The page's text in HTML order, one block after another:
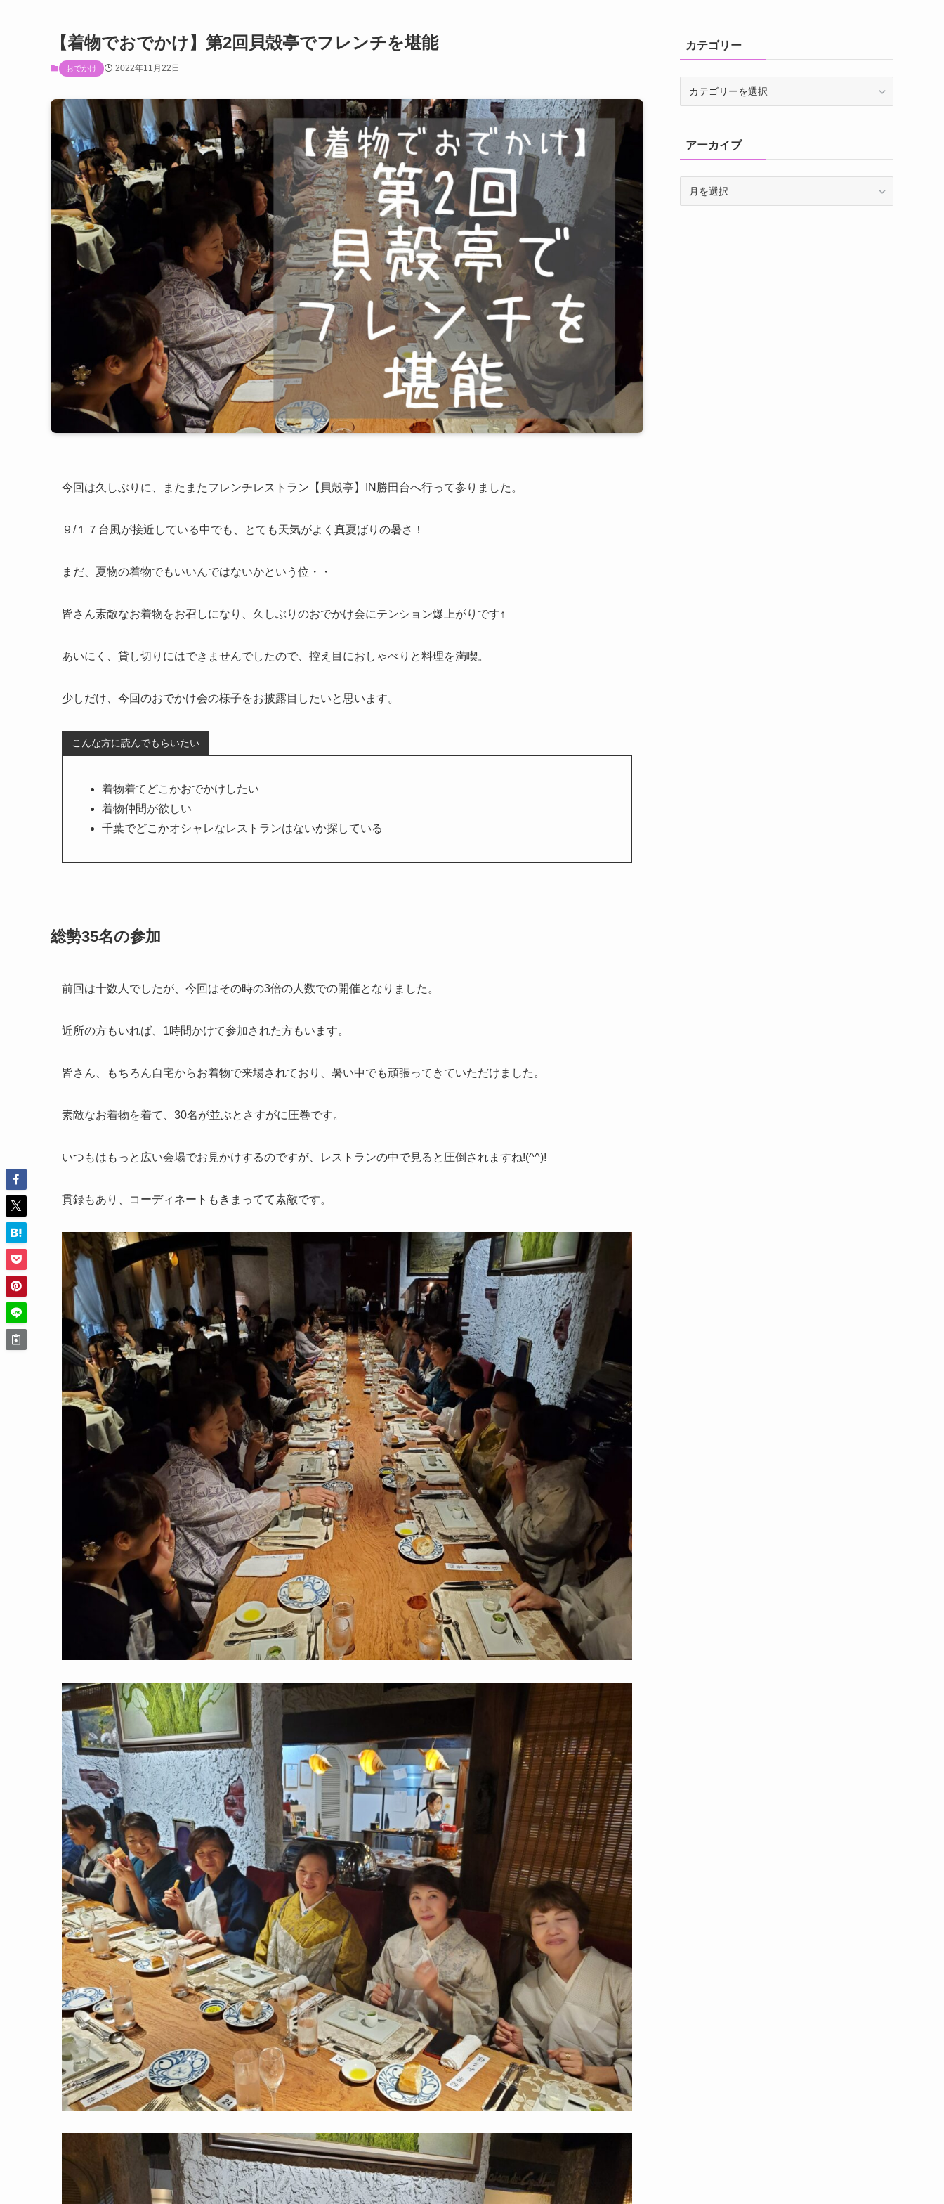
【着物でおでかけ】第2回貝殻亭でフレンチを堪能
おでかけ 2022年11月22日
今回は久しぶりに、またまたフレンチレストラン【貝殻亭】IN勝田台へ行って参りました。
９/１７台風が接近している中でも、とても天気がよく真夏ばりの暑さ！
まだ、夏物の着物でもいいんではないかという位・・
皆さん素敵なお着物をお召しになり、久しぶりのおでかけ会にテンション爆上がりです↑
あいにく、貸し切りにはできませんでしたので、控え目におしゃべりと料理を満喫。
少しだけ、今回のおでかけ会の様子をお披露目したいと思います。
こんな方に読んでもらいたい
着物着てどこかおでかけしたい
着物仲間が欲しい
千葉でどこかオシャレなレストランはないか探している
総勢35名の参加
前回は十数人でしたが、今回はその時の3倍の人数での開催となりました。
近所の方もいれば、1時間かけて参加された方もいます。
皆さん、もちろん自宅からお着物で来場されており、暑い中でも頑張ってきていただけました。
素敵なお着物を着て、30名が並ぶとさすがに圧巻です。
いつもはもっと広い会場でお見かけするのですが、レストランの中で見ると圧倒されますね!(^^)!
貫録もあり、コーディネートもきまってて素敵です。
カテゴリー
ーアーカイブ